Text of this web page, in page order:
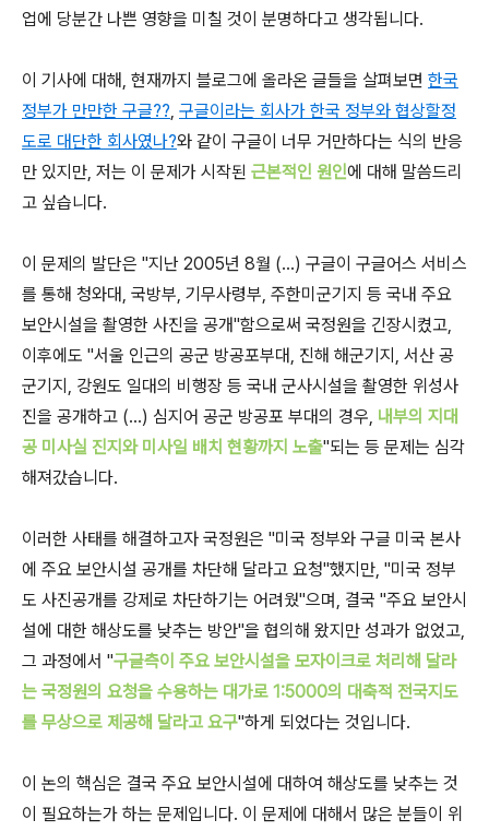
업에 당분간 나쁜 영향을 미칠 것이 분명하다고 생각됩니다.
이 기사에 대해, 현재까지 블로그에 올라온 글들을 살펴보면 한국
정부가 만만한 구글??, 구글이라는 회사가 한국 정부와 협상할정
도로 대단한 회사였나?와 같이 구글이 너무 거만하다는 식의 반응
만 있지만, 저는 이 문제가 시작된 근본적인 원인에 대해 말씀드리
고 싶습니다.
이 문제의 발단은 "지난 2005년 8월 (...) 구글이 구글어스 서비스
를 통해 청와대, 국방부, 기무사령부, 주한미군기지 등 국내 주요
보안시설을 촬영한 사진을 공개"함으로써 국정원을 긴장시켰고,
이후에도 "서울 인근의 공군 방공포부대, 진해 해군기지, 서산 공
군기지, 강원도 일대의 비행장 등 국내 군사시설을 촬영한 위성사
진을 공개하고 (...) 심지어 공군 방공포 부대의 경우, 내부의 지대
공 미사실 진지와 미사일 배치 현황까지 노출"되는 등 문제는 심각
해져갔습니다.
이러한 사태를 해결하고자 국정원은 "미국 정부와 구글 미국 본사
에 주요 보안시설 공개를 차단해 달라고 요청"했지만, "미국 정부
도 사진공개를 강제로 차단하기는 어려웠"으며, 결국 "주요 보안시
설에 대한 해상도를 낮추는 방안"을 협의해 왔지만 성과가 없었고,
그 과정에서 "구글측이 주요 보안시설을 모자이크로 처리해 달라
는 국정원의 요청을 수용하는 대가로 1:5000의 대축적 전국지도
를 무상으로 제공해 달라고 요구"하게 되었다는 것입니다.
이 논의 핵심은 결국 주요 보안시설에 대하여 해상도를 낮추는 것
이 필요하는가 하는 문제입니다. 이 문제에 대해서 많은 분들이 위